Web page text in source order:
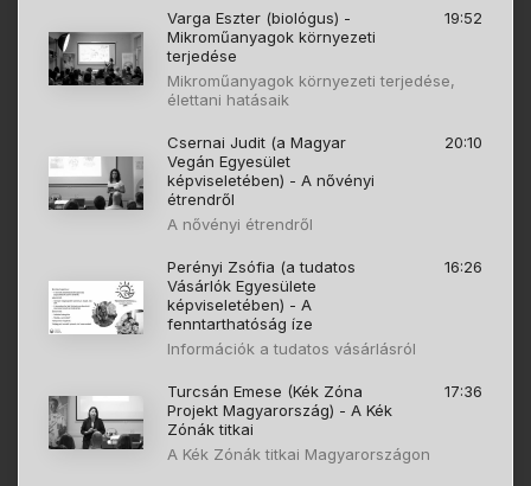
Varga Eszter (biológus) -
Mikroműanyagok környezeti
terjedése
19:52
Mikroműanyagok környezeti terjedése,
élettani hatásaik
Csernai Judit (a Magyar
Vegán Egyesület
képviseletében) - A nővényi
étrendről
20:10
A nővényi étrendről
Perényi Zsófia (a tudatos
Vásárlók Egyesülete
képviseletében) - A
fenntarthatóság íze
16:26
Információk a tudatos vásárlásról
Turcsán Emese (Kék Zóna
Projekt Magyarország) - A Kék
Zónák titkai
17:36
A Kék Zónák titkai Magyarországon